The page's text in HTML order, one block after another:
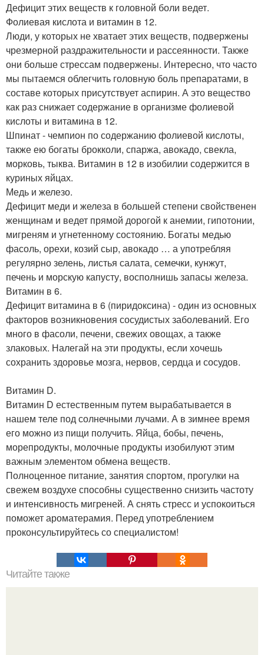
Дефицит этих веществ к головной боли ведет.
Фолиевая кислота и витамин в 12.
Люди, у которых не хватает этих веществ, подвержены
чрезмерной раздражительности и рассеянности. Также
они больше стрессам подвержены. Интересно, что часто
мы пытаемся облегчить головную боль препаратами, в
составе которых присутствует аспирин. А это вещество
как раз снижает содержание в организме фолиевой
кислоты и витамина в 12.
Шпинат - чемпион по содержанию фолиевой кислоты,
также ею богаты брокколи, спаржа, авокадо, свекла,
морковь, тыква. Витамин в 12 в изобилии содержится в
куриных яйцах.
Медь и железо.
Дефицит меди и железа в большей степени свойственен
женщинам и ведет прямой дорогой к анемии, гипотонии,
мигреням и угнетенному состоянию. Богаты медью
фасоль, орехи, козий сыр, авокадо … а употребляя
регулярно зелень, листья салата, семечки, кунжут,
печень и морскую капусту, восполнишь запасы железа.
Витамин в 6.
Дефицит витамина в 6 (пиридоксина) - один из основных
факторов возникновения сосудистых заболеваний. Его
много в фасоли, печени, свежих овощах, а также
злаковых. Налегай на эти продукты, если хочешь
сохранить здоровье мозга, нервов, сердца и сосудов.
Витамин D.
Витамин D естественным путем вырабатывается в
нашем теле под солнечными лучами. А в зимнее время
его можно из пищи получить. Яйца, бобы, печень,
морепродукты, молочные продукты изобилуют этим
важным элементом обмена веществ.
Полноценное питание, занятия спортом, прогулки на
свежем воздухе способны существенно снизить частоту
и интенсивность мигреней. А снять стресс и успокоиться
поможет ароматерамия. Перед употреблением
проконсультируйтесь со специалистом!
Читайте также